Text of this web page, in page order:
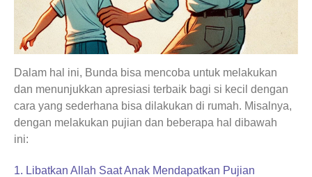
Dalam hal ini, Bunda bisa mencoba untuk melakukan
dan menunjukkan apresiasi terbaik bagi si kecil dengan
cara yang sederhana bisa dilakukan di rumah. Misalnya,
dengan melakukan pujian dan beberapa hal dibawah
ini:
1. Libatkan Allah Saat Anak Mendapatkan Pujian